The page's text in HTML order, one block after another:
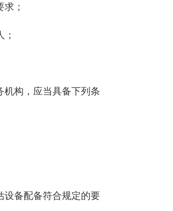
；
机构，应当具备下列条
设备配备符合规定的要